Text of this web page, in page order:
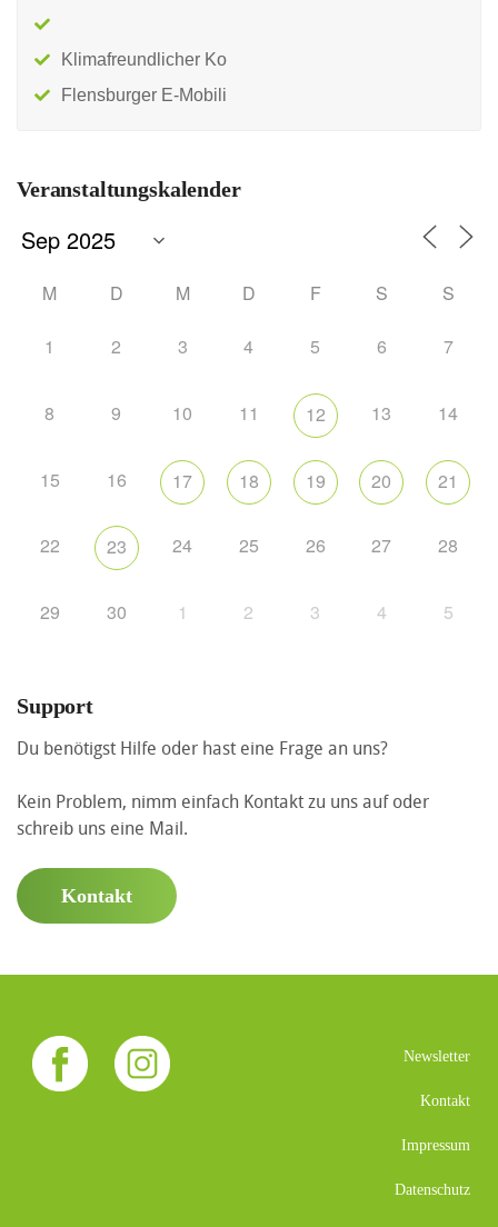
Klimafreundlicher Ko
Flensburger E-Mobili
Veranstaltungskalender
M D M D F S S
1 2 3 4 5 6 7
8 9 10 11 12 13 14
15 16 17 18 19 20 21
22 23 24 25 26 27 28
29 30 1 2 3 4 5
Support
Du benötigst Hilfe oder hast eine Frage an uns?
Kein Problem, nimm einfach Kontakt zu uns auf oder
schreib uns eine Mail.
Kontakt
Newsletter
Kontakt
Impressum
Datenschutz